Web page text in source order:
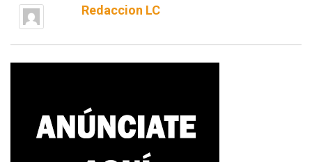
Redaccion LC